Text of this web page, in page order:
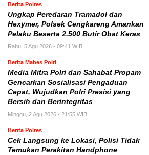
Berita Polres
Ungkap Peredaran Tramadol dan
Hexymer, Polsek Cengkareng Amankan
Pelaku Beserta 2.500 Butir Obat Keras
Rabu, 5 Agu 2026 - 09:41 WIB
Berita Mabes Polri
Media Mitra Polri dan Sahabat Propam
Gencarkan Sosialisasi Pengaduan
Cepat, Wujudkan Polri Presisi yang
Bersih dan Berintegritas
Minggu, 2 Agu 2026 - 21:55 WIB
Berita Polres
Cek Langsung ke Lokasi, Polisi Tidak
Temukan Perakitan Handphone